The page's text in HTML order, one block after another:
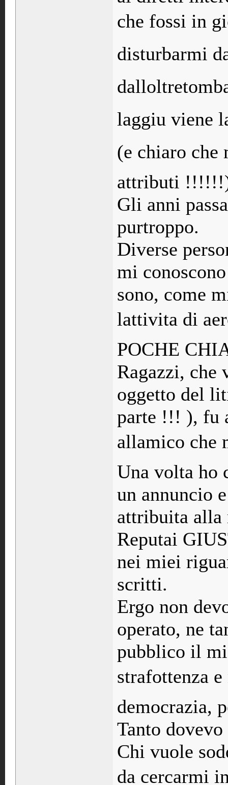
che fossi in
disturbarmi
laggiu viene
(e chiaro
attributi
Gli anni
purtroppo.
Diverse
mi
sono, come
lattivita di
POCHE
Ragazzi, che
oggetto del
parte !!! ), fu
allamico
Una volta ho
un annuncio
attribuita alla
Reputai
nei miei
scritti.
Ergo non
operato, ne
pubblico il
strafottenza e
democrazia,
Tanto
Chi vuole
da cercarmi